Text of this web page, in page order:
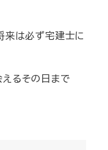
来は必ず宅建士に
るその日まで